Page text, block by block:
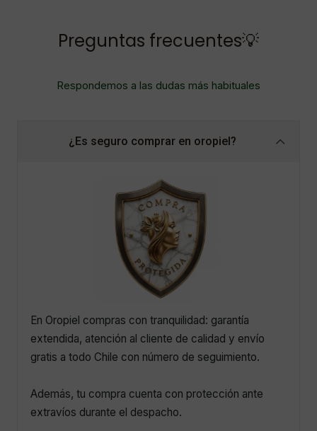
Preguntas frecuentes💡
Respondemos a las dudas más habituales
¿Es seguro comprar en oropiel?
En Oropiel compras con tranquilidad: garantía
extendida, atención al cliente de calidad y envío
gratis a todo Chile con número de seguimiento.
Además, tu compra cuenta con protección ante
extravíos durante el despacho.